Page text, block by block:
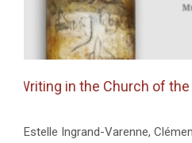
in the Church of the
Estelle Ingrand-Varenne,